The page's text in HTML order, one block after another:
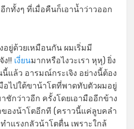
กทั้งๆ ที่เมื่อคืนก็เอาน้ำว่าวออก
ยู่ด้วยเหมือนกัน ผมเริ่มมี
ง!! เงี่ยนมากหรือไงวะเรา หุหุ) ยิ่ง
แล้ว อารมณ์กระเจิง อย่างนี้ต้อง
อไปใต้ขาน้าโตที่พาดทับตัวผมอยู่
ชักว่าวอีก ครั้งโดยเอามืออีกข้าง
องน้าโตอีกที (คราวนี้แค่ลูบคลำ
ำแรงกลัวน้าโตตื่น เพราะใกล้